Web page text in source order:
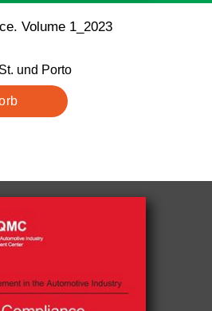
Volume 1_2023
und Porto